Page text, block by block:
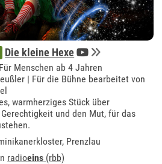
Die kleine Hexe
Menschen ab 4 Jahren
| Für die Bühne bearbeitet von
warmherziges Stück über
und den Mut, für das
Prenzlau
radioeins (rbb)